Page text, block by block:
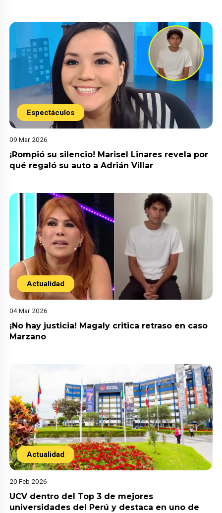
Espectáculos
09 Mar 2026
¡Rompió su silencio! Marisel Linares revela por
qué regaló su auto a Adrián Villar
Actualidad
04 Mar 2026
¡No hay justicia! Magaly critica retraso en caso
Marzano
Actualidad
20 Feb 2026
UCV dentro del Top 3 de mejores
universidades del Perú y destaca en uno de